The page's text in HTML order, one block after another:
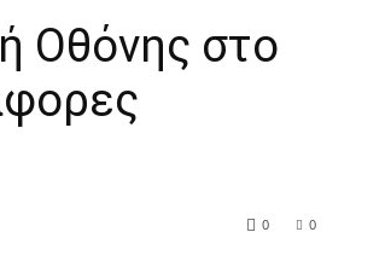
Οθόνης στο
0
0